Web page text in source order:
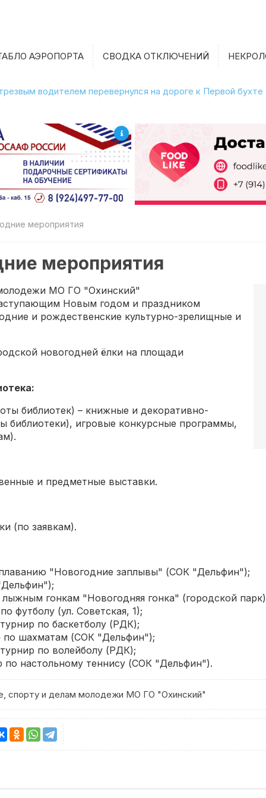
АЭРОПОРТА СВОДКА ОТКЛЮЧЕНИЙ
водителем перевернулся на дороге к Первой бухте
мероприятия
мероприятия
МО ГО "Охинский"
Новым годом и праздником
и рождественские культурно-зрелищные и
новогодней ёлки на площади
библиотек) – книжные и декоративно-
библиотеки), игровые конкурсные программы,
и предметные выставки.
(по заявкам).
плаванию "Новогодние заплывы" (СОК "Дельфин");
лыжным гонкам "Новогодняя гонка" (городской
футболу (ул. Советская, 1);
по баскетболу (РДК);
по шахматам (СОК "Дельфин");
по волейболу (РДК);
по настольному теннису (СОК "Дельфин").
спорту и делам молодежи МО ГО "Охинский"